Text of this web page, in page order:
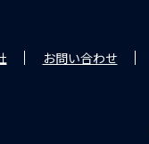
お問い合わせ